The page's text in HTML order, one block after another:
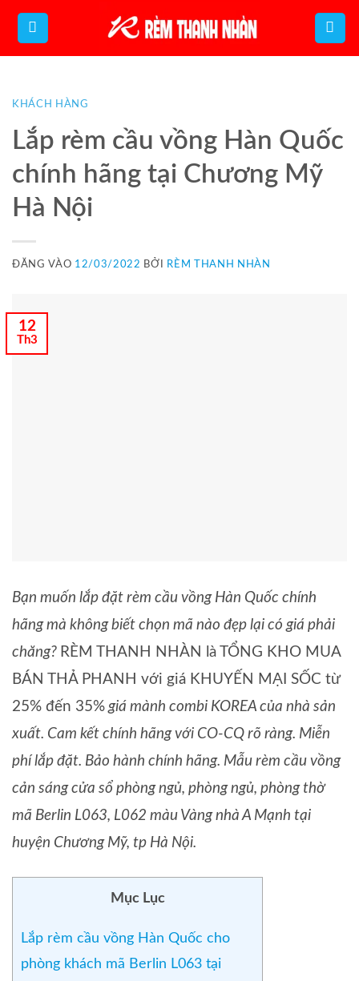
Bỏ
qua
dung
KHÁCH HÀNG
Lắp rèm cầu vồng Hàn Quốc
chính hãng tại Chương Mỹ
Hà Nội
ĐĂNG VÀO 12/03/2022 BỞI RÈM THANH NHÀN
12
Th3
Bạn muốn lắp đặt rèm cầu vồng Hàn Quốc chính
hãng mà không biết chọn mã nào đẹp lại có giá phải
chăng? RÈM THANH NHÀN là TỔNG KHO MUA
BÁN THẢ PHANH với giá KHUYẾN MẠI SỐC từ
25% đến 35%giá mành combi KOREA của nhà sản
xuất. Cam kết chính hãng với CO-CQ rõ ràng. Miễn
phí lắp đặt. Bảo hành chính hãng. Mẫu rèm cầu vồng
cản sáng cửa sổ phòng ngủ, phòng ngủ, phòng thờ
mã Berlin L063, L062 màu Vàng nhà A Mạnh tại
huyện Chương Mỹ, tp Hà Nội.
Mục Lục
Lắp rèm cầu vồng Hàn Quốc cho
phòng khách mã Berlin L063 tại